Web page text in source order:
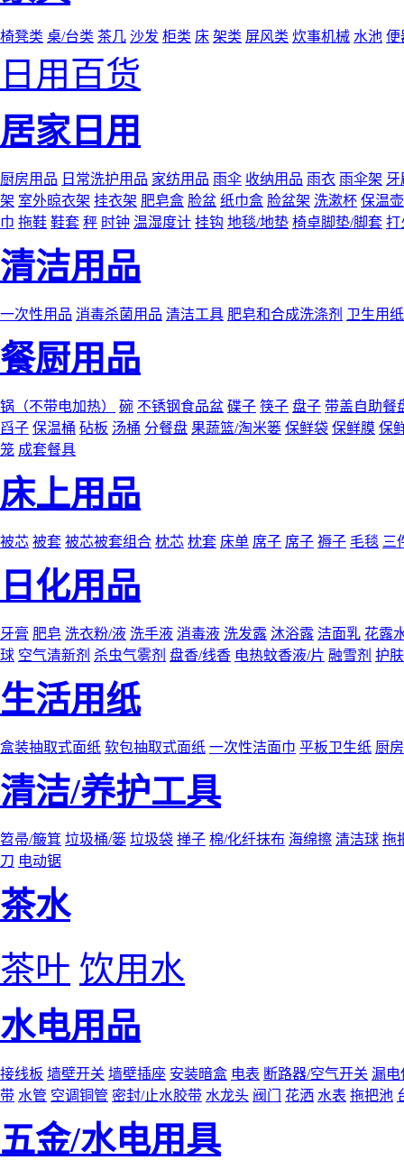
椅凳类 桌/台类 茶几 沙发 柜类 床 架类 屏风类 炊事机械 水池 便
日用百货
居家日用
厨房用品 日常洗护用品 家纺用品 雨伞 收纳用品 雨衣 雨伞架 牙
架 室外晾衣架 挂衣架 肥皂盒 脸盆 纸巾盒 脸盆架 洗漱杯 保温
巾 拖鞋 鞋套 秤 时钟 温湿度计 挂钩 地毯/地垫 椅卓脚垫/脚套 打
清洁用品
一次性用品 消毒杀菌用品 清洁工具 肥皂和合成洗涤剂 卫生用
餐厨用品
锅（不带电加热） 碗 不锈钢食品盆 碟子 筷子 盘子 带盖自助餐
舀子 保温桶 砧板 汤桶 分餐盘 果蔬篮/淘米篓 保鲜袋 保鲜膜 保
笼 成套餐具
床上用品
被芯 被套 被芯被套组合 枕芯 枕套 床单 席子 席子 褥子 毛毯 三
日化用品
牙膏 肥皂 洗衣粉/液 洗手液 消毒液 洗发露 沐浴露 洁面乳 花露
球 空气清新剂 杀虫气雾剂 盘香/线香 电热蚊香液/片 融雪剂 护
生活用纸
盒装抽取式面纸 软包抽取式面纸 一次性洁面巾 平板卫生纸 厨
清洁/养护工具
笤帚/簸箕 垃圾桶/篓 垃圾袋 掸子 棉/化纤抹布 海绵擦 清洁球 拖
刀 电动锯
茶水
茶叶 饮用水
水电用品
接线板 墙壁开关 墙壁插座 安装暗盒 电表 断路器/空气开关 漏电
带 水管 空调铜管 密封/止水胶带 水龙头 阀门 花洒 水表 拖把池
五金/水电用具